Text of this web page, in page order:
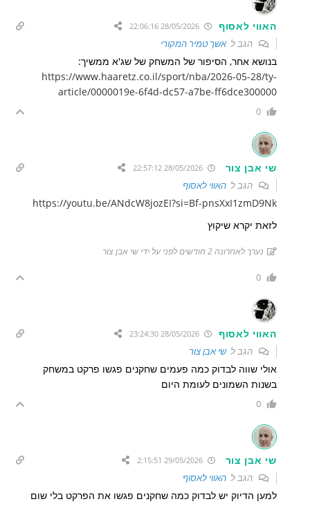
האווי לאסוף 28/05/2026 22:06:16
הגב לאשך טמיר המקורי
בנושא אחר, הסיפור של המשחק של שג'א ממשיך:
https://www.haaretz.co.il/sport/nba/2026-05-28/ty-
article/0000019e-6f4d-dc57-a7be-ff6dce300000
0
שי אבן צור 28/05/2026 22:57:12
הגב להאווי לאסוף
https://youtu.be/ANdcW8jozEI?si=Bf-pnsXxI1zmD9Nk
לזאת יקרא שיקוץ
נערך לאחרונה 2 חודשים לפני על ידי שי אבן צור
0
האווי לאסוף 28/05/2026 23:24:30
הגב לשי אבן צור
אולי שווה לבדוק כמה פעמים שחקנים פגשו פרקט במשחק
בשנות השמונים לעומת היום
0
שי אבן צור 29/05/2026 2:15:51
הגב להאווי לאסוף
למען הדיוק יש לבדוק כמה שחקנים פגשו את הפרקט בלי שום